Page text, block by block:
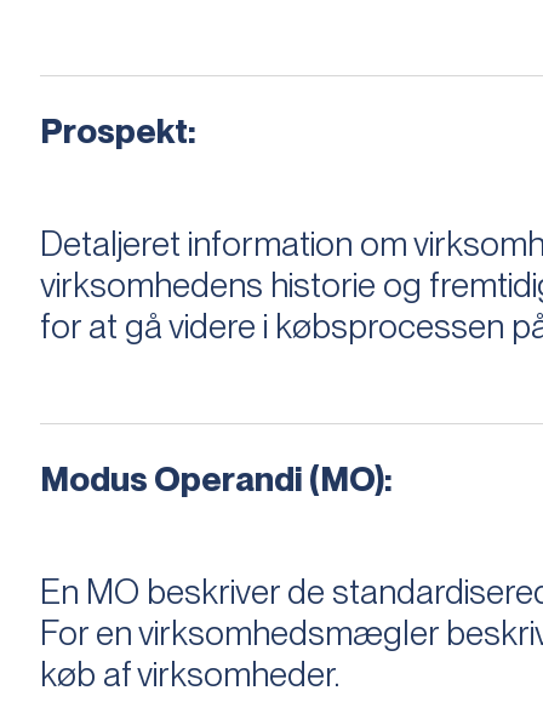
Prospekt:
Detaljeret information om
virksomhedens historie og
for at gå videre i købsprocessen
Modus Operandi (MO):
En MO beskriver de
For en virksomhedsmægler
køb af virksomheder.